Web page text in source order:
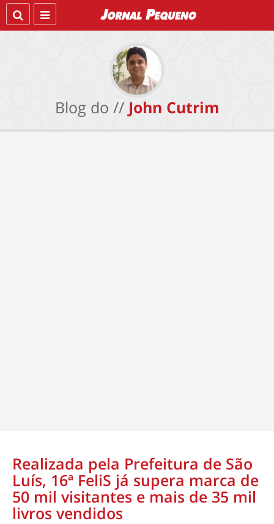
Blog do // John Cutrim
Realizada pela Prefeitura de São
Luís, 16ª FeliS já supera marca de
50 mil visitantes e mais de 35 mil
livros vendidos